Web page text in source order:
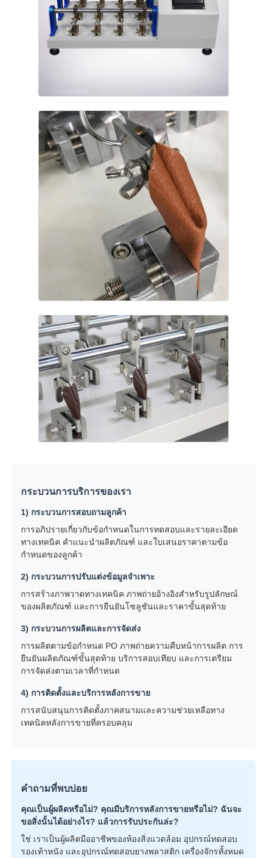
กระบวนการบริการของเรา
1) กระบวนการสอบถามลูกค้า
การอภิปรายเกี่ยวกับข้อกำหนดในการทดสอบและรายละเอียด
ทางเทคนิค คำแนะนำผลิตภัณฑ์ และใบเสนอราคาตามข้อ
กำหนดของลูกค้า
2) กระบวนการปรับแต่งข้อมูลจำเพาะ
การสร้างภาพวาดทางเทคนิค ภาพถ่ายอ้างอิงสำหรับรูปลักษณ์
ของผลิตภัณฑ์ และการยืนยันโซลูชันและราคาขั้นสุดท้าย
3) กระบวนการผลิตและการจัดส่ง
การผลิตตามข้อกำหนด PO ภาพถ่ายความคืบหน้าการผลิต การ
ยืนยันผลิตภัณฑ์ขั้นสุดท้าย บริการสอบเทียบ และการเตรียม
การจัดส่งตามเวลาที่กำหนด
4) การติดตั้งและบริการหลังการขาย
การสนับสนุนการติดตั้งภาคสนามและความช่วยเหลือทาง
เทคนิคหลังการขายที่ครอบคลุม
คำถามที่พบบ่อย
คุณเป็นผู้ผลิตหรือไม่? คุณมีบริการหลังการขายหรือไม่? ฉันจะ
ขอสิ่งนั้นได้อย่างไร? แล้วการรับประกันล่ะ?
ใช่ เราเป็นผู้ผลิตมืออาชีพของห้องสิ่งแวดล้อม อุปกรณ์ทดสอบ
รองเท้าหนัง และอุปกรณ์ทดสอบยางพลาสติก เครื่องจักรทั้งหมด